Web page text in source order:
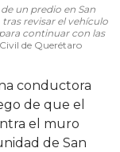
un predio en San
revisar el vehículo
continuar con las
de Querétaro
conductora
de que el
el muro
de San